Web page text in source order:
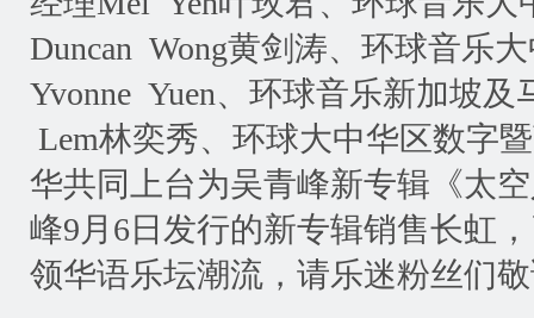
Duncan Wong黄剑涛、环球音乐
Yvonne Yuen、环球音乐新加坡及
Lem林奕秀、环球大中华区数字
华共同上台为吴青峰新专辑《太
峰9月 6日发行的新专辑销售长虹
领华语乐坛潮流，请乐迷粉丝们